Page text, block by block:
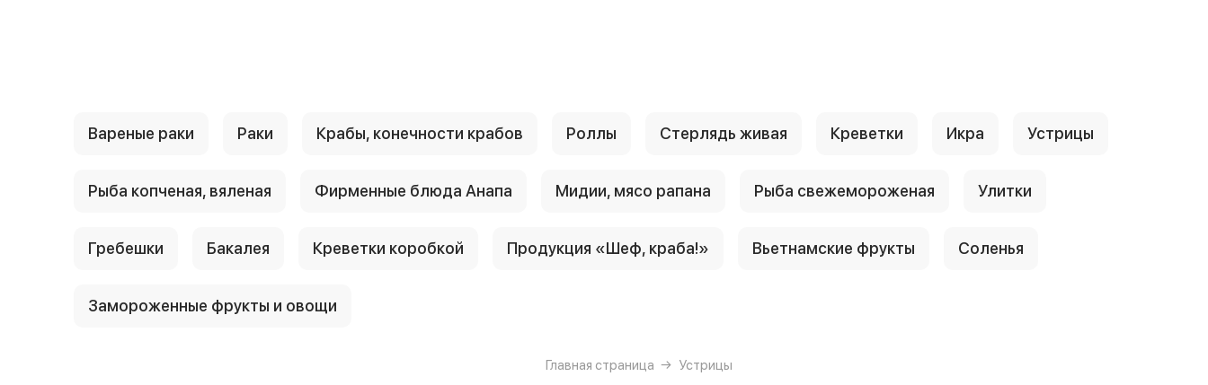
Вареные раки Раки Крабы, конечности крабов Роллы Стерлядь живая Креветки Икра Устрицы
Рыба копченая, вяленая Фирменные блюда Анапа Мидии, мясо рапана Рыба свежемороженая Улитки
Гребешки Бакалея Креветки коробкой Продукция «Шеф, краба!» Вьетнамские фрукты Соленья
Замороженные фрукты и овощи
Главная страница Устрицы